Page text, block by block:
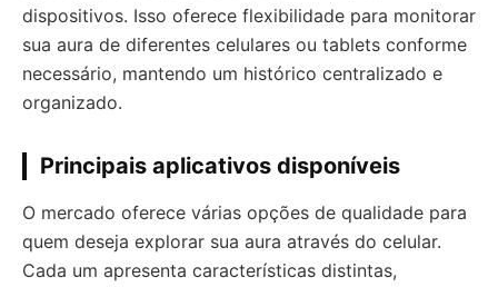
dispositivos. Isso oferece flexibilidade para monitorar
sua aura de diferentes celulares ou tablets conforme
necessário, mantendo um histórico centralizado e
organizado.
Principais aplicativos disponíveis
O mercado oferece várias opções de qualidade para
quem deseja explorar sua aura através do celular.
Cada um apresenta características distintas,